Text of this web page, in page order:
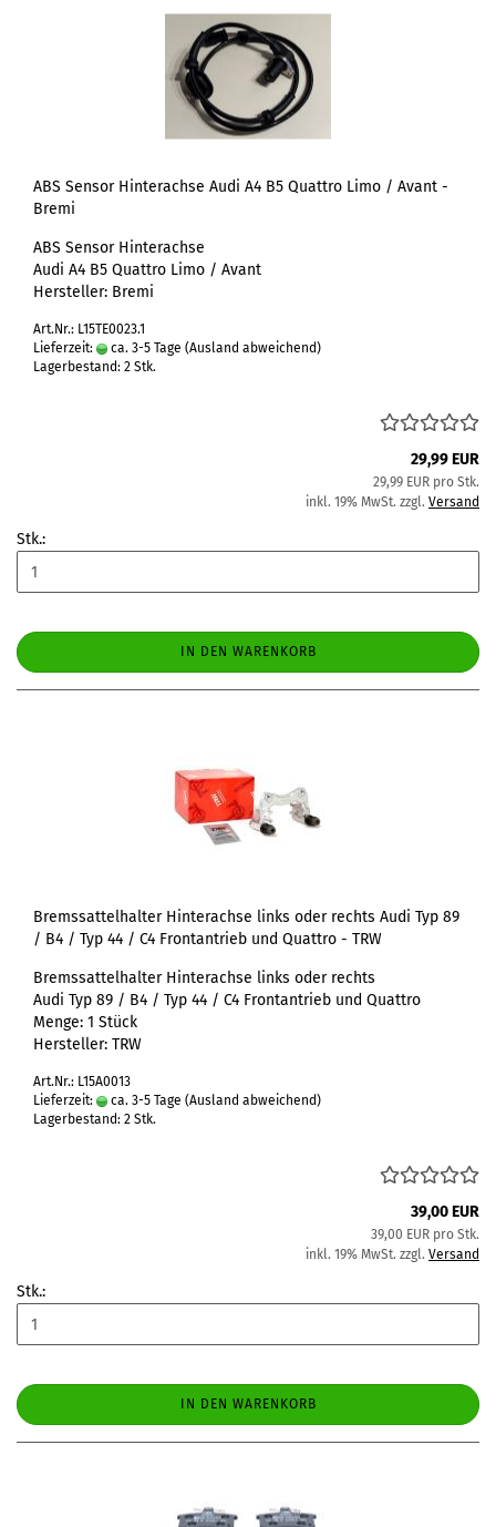
ABS Sensor Hinterachse Audi A4 B5 Quattro Limo / Avant -
Bremi
ABS Sensor Hinterachse
Audi A4 B5 Quattro Limo / Avant
Hersteller: Bremi
Art.Nr.: L15TE0023.1
Lieferzeit:
ca. 3-5 Tage (Ausland abweichend)
Lagerbestand: 2 Stk.
29,99 EUR
29,99 EUR pro Stk.
inkl. 19% MwSt. zzgl. Versand
Stk.:
IN DEN WARENKORB
Bremssattelhalter Hinterachse links oder rechts Audi Typ 89
/ B4 / Typ 44 / C4 Frontantrieb und Quattro - TRW
Bremssattelhalter Hinterachse links oder rechts
Audi Typ 89 / B4 / Typ 44 / C4 Frontantrieb und Quattro
Menge: 1 Stück
Hersteller: TRW
Art.Nr.: L15A0013
Lieferzeit:
ca. 3-5 Tage (Ausland abweichend)
Lagerbestand: 2 Stk.
39,00 EUR
39,00 EUR pro Stk.
inkl. 19% MwSt. zzgl. Versand
Stk.:
IN DEN WARENKORB